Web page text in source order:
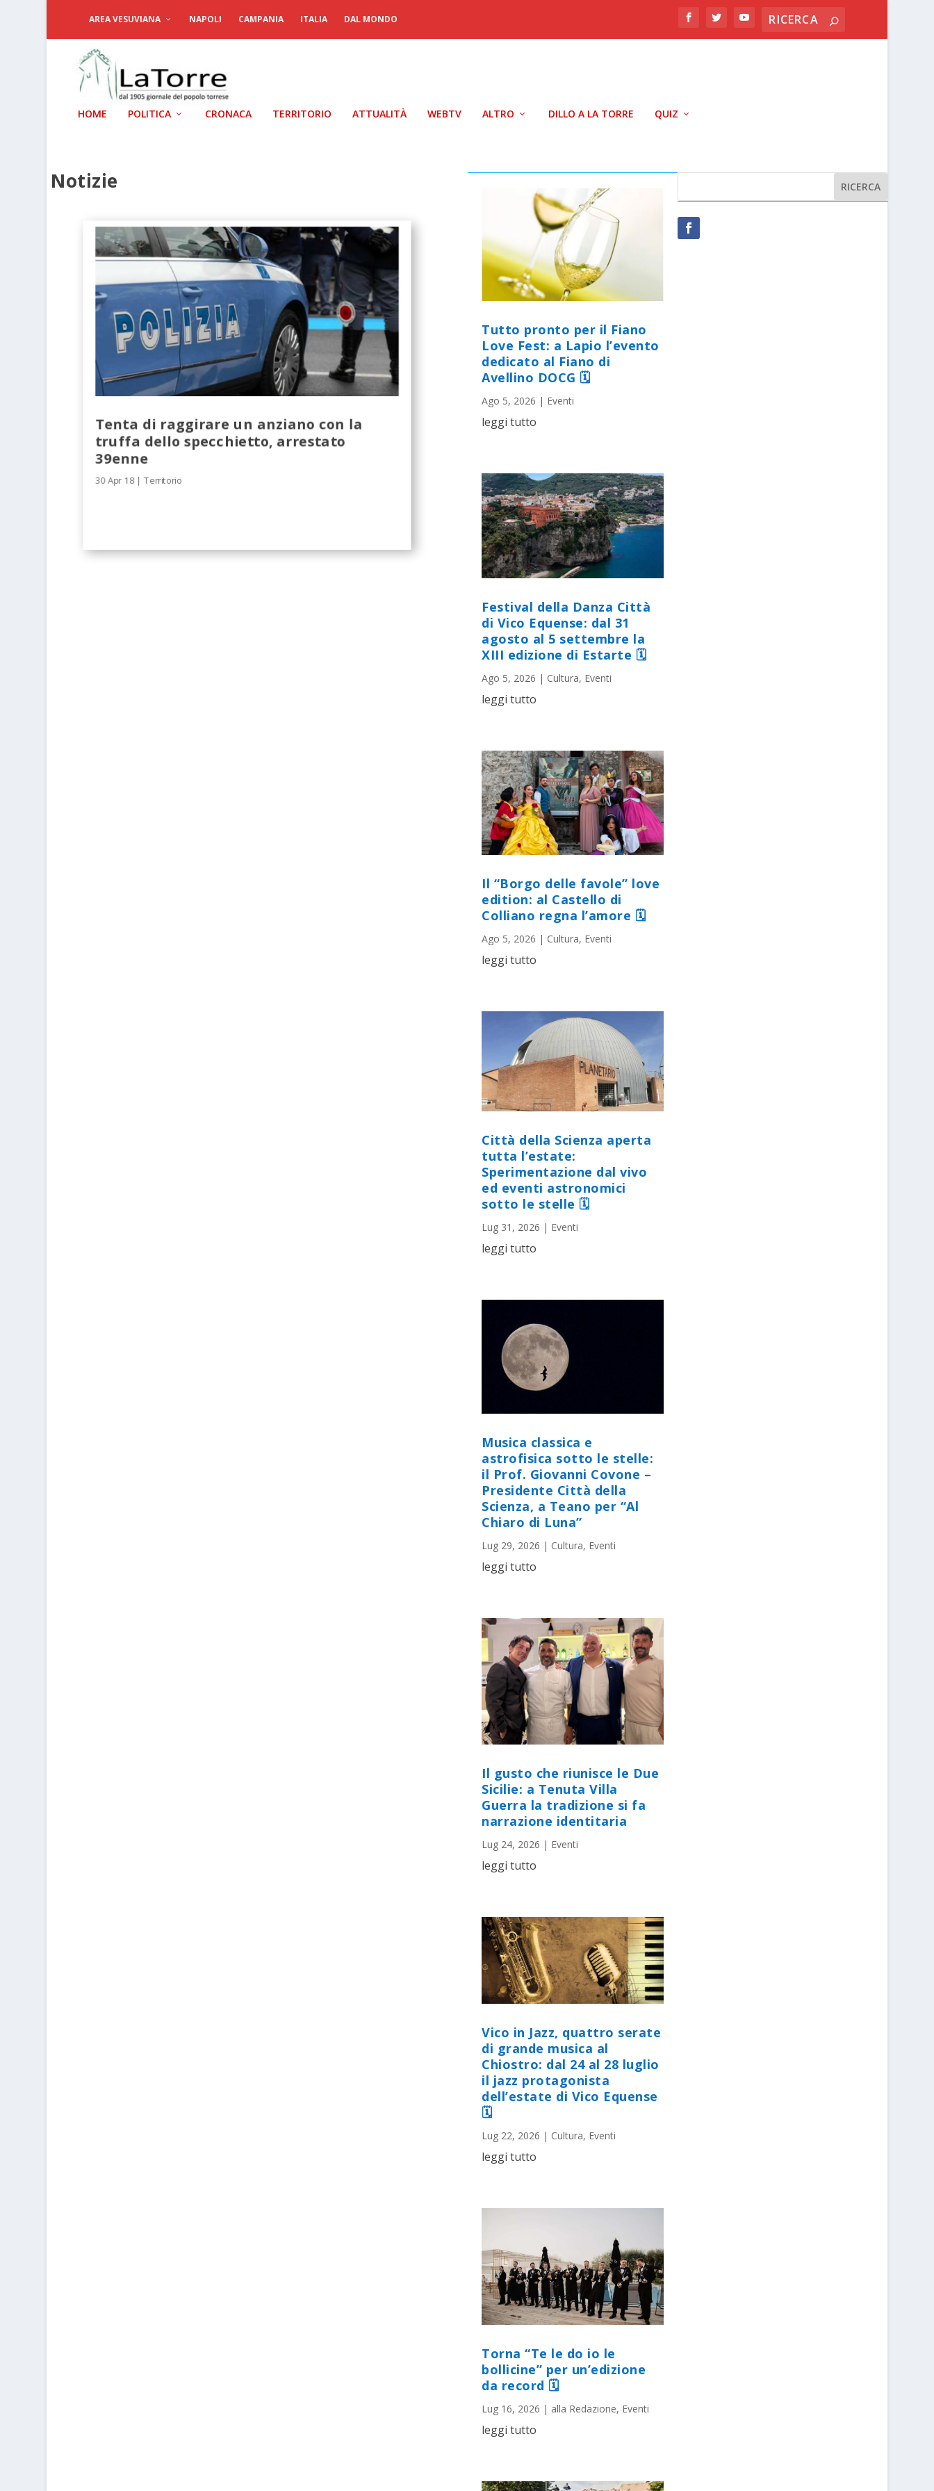
AREA VESUVIANA NAPOLI CAMPANIA ITALIA DAL MONDO
HOME POLITICA CRONACA TERRITORIO ATTUALITÀ WEBTV ALTRO DILLO A LA TORRE QUIZ
Notizie
Tenta di raggirare un anziano con la
truffa dello specchietto, arrestato
39enne
30 Apr 18|Territorio
Tutto pronto per il Fiano
Love Fest: a Lapio l’evento
dedicato al Fiano di
Avellino DOCG 🗓
Ago 5, 2026 | Eventi
leggi tutto
Festival della Danza Città
di Vico Equense: dal 31
agosto al 5 settembre la
XIII edizione di Estarte 🗓
Ago 5, 2026 | Cultura, Eventi
leggi tutto
Il “Borgo delle favole” love
edition: al Castello di
Colliano regna l’amore 🗓
Ago 5, 2026 | Cultura, Eventi
leggi tutto
Città della Scienza aperta
tutta l’estate:
Sperimentazione dal vivo
ed eventi astronomici
sotto le stelle 🗓
Lug 31, 2026 | Eventi
leggi tutto
Musica classica e
astrofisica sotto le stelle:
il Prof. Giovanni Covone –
Presidente Città della
Scienza, a Teano per “Al
Chiaro di Luna”
Lug 29, 2026 | Cultura, Eventi
leggi tutto
Il gusto che riunisce le Due
Sicilie: a Tenuta Villa
Guerra la tradizione si fa
narrazione identitaria
Lug 24, 2026 | Eventi
leggi tutto
Vico in Jazz, quattro serate
di grande musica al
Chiostro: dal 24 al 28 luglio
il jazz protagonista
dell’estate di Vico Equense
🗓
Lug 22, 2026 | Cultura, Eventi
leggi tutto
Torna “Te le do io le
bollicine” per un’edizione
da record 🗓
Lug 16, 2026 | alla Redazione, Eventi
leggi tutto